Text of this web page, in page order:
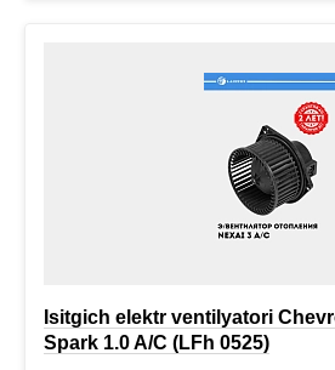
Isitgich elektr ventilyatori
Spark 1.0 A/C (LFh 0525)